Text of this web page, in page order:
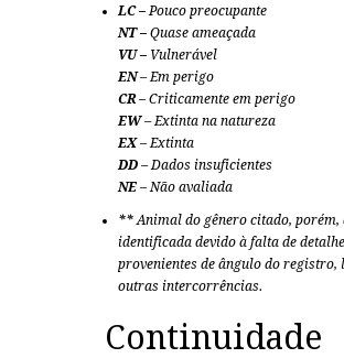
LC – Pouco preocupante
NT – Quase ameaçada
VU – Vulnerável
EN– Em perigo
CR– Criticamente em perigo
EW– Extinta na natureza
EX– Extinta
DD – Dados insuficientes
NE – Não avaliada
** Animal do gênero citado, porém,
identificada devido à falta de
provenientes de ângulo do registro,
outras intercorrências.
Continuidade